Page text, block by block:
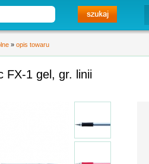
» opis towaru
FX-1 gel, gr. linii